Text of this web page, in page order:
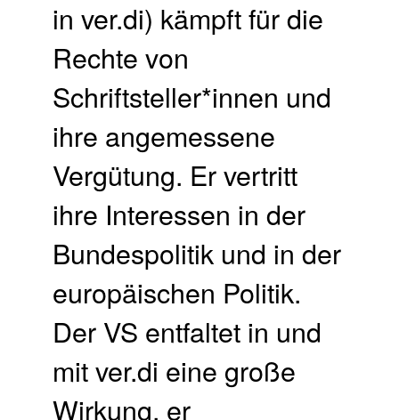
in ver.di) kämpft für die
Rechte von
Schriftsteller*innen und
ihre angemessene
Vergütung. Er vertritt
ihre Interessen in der
Bundespolitik und in der
europäischen Politik.
Der VS entfaltet in und
mit ver.di eine große
Wirkung, er